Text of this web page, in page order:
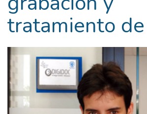
tratamiento